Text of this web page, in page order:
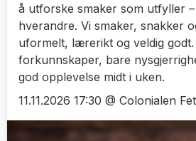
å utforske smaker som utfyller
hverandre. Vi smaker, snakker
uformelt, lærerikt og veldig
forkunnskaper, bare
god opplevelse midt i uken.
11.11.2026 17:30 @ Colonialen